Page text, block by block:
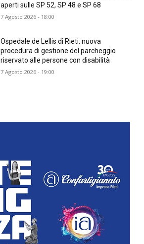
aperti sulle SP 52, SP 48 e SP 68
7 Agosto 2026 - 18:00
Ospedale de Lellis di Rieti: nuova
procedura di gestione del parcheggio
riservato alle persone con disabilità
7 Agosto 2026 - 19:00